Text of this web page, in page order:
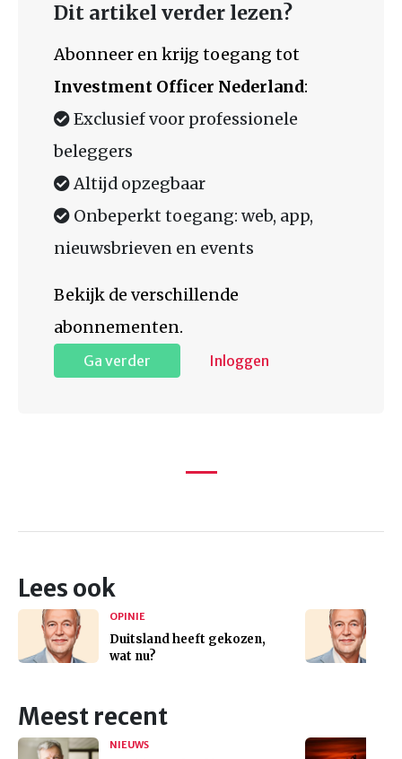
Dit artikel verder lezen?
Abonneer en krijg toegang tot
Investment Officer Nederland:
Exclusief voor professionele
beleggers
Altijd opzegbaar
Onbeperkt toegang: web, app,
nieuwsbrieven en events
Bekijk de verschillende
abonnementen.
Ga verder Inloggen
Lees ook
OPINIE
Duitsland heeft gekozen,
wat nu?
Meest recent
NIEUWS